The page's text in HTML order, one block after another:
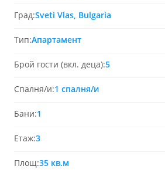
Град:Sveti Vlas, Bulgaria
Тип:Апартамент
Брой гости (вкл. деца):5
Спалня/и:1 спалня/и
Бани:1
Етаж:3
Площ:35 кв.м